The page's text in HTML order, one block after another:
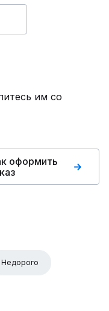
им со
оформить
Недорого